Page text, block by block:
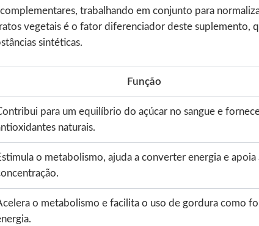
trabalhando em conjunto para
vegetais é o fator diferenciador deste suplemento,
sintéticas.
Função
para um equilíbrio do açúcar no sangue e
naturais.
o metabolismo, ajuda a converter energia e apoia
o metabolismo e facilita o uso de gordura como